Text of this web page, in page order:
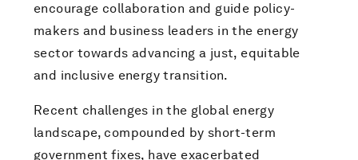
encourage collaboration and guide policy-
makers and business leaders in the energy
sector towards advancing a just, equitable
and inclusive energy transition.
Recent challenges in the global energy
landscape, compounded by short-term
government fixes, have exacerbated